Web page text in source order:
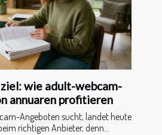
wie adult-webcam-
annuaren profitieren
Angeboten sucht, landet heute
richtigen Anbieter, denn...